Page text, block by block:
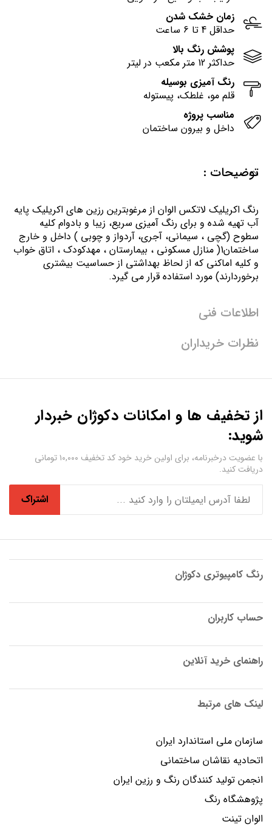
زمان خشک شدن
حداقل 4 تا 6 ساعت
پوشش رنگ بالا
حداکثر 12 متر مکعب در لیتر
رنگ آمیزی بوسیله
قلم مو، غلطک، پیستوله
مناسب پروژه
داخل و بیرون ساختمان
توضیحات :
رنگ اكريليك لاتكس الوان از مرغوبترين رزين هاي اكريليك پايه
آب تهيه شده و برای رنگ آمیزی سریع، زیبا و بادوام کلیه
سطوح (گچی ، سیمانی، آجری، آردواز و چوبی ) داخل و خارج
ساختمان1( منازل مسكوني ، بيمارستان ، مهدكودك ، اتاق خواب
و كليه اماكني كه از لحاظ بهداشتي از حساسيت بيشتري
برخوردارند) مورد استفاده قرار می گیرد.
اطلاعات فنی
نظرات خریداران
از تخفیف ها و امکانات دکوژان خبردار
شوید:
با عضویت درخبرنامه، برای اولین خرید خود کد تخفیف ۱۰,۰۰۰ تومانی
دریافت کنید.
اشتراک
رنگ کامپیوتری دکوژان
حساب کاربران
راهنمای خرید آنلاین
لینک های مرتبط
سازمان ملی استاندارد ایران
اتحادیه نقاشان ساختمانی
انجمن توليد كنندگان رنگ و رزين ايران
پژوهشگاه رنگ
الوان تینت